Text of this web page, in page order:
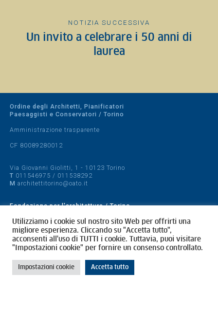
NOTIZIA SUCCESSIVA
Un invito a celebrare i 50 anni di
laurea
Ordine degli Architetti, Pianificatori
Paesaggisti e Conservatori / Torino
Amministrazione trasparente
CF 80089280012
Via Giovanni Giolitti, 1 - 10123 Torino
T 011546975 / 011538292
M architettitorino@oato.it
Fondazione per l'architettura / Torino
Designed by quattrolinee.it
Cookie Policy
Privacy Policy
Utilizziamo i cookie sul nostro sito Web per offrirti una
migliore esperienza. Cliccando su "Accetta tutto",
acconsenti all'uso di TUTTI i cookie. Tuttavia, puoi visitare
"Impostazioni cookie" per fornire un consenso controllato.
Impostazioni cookie Accetta tutto